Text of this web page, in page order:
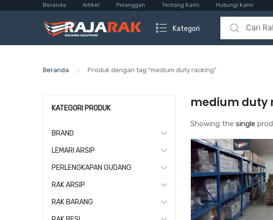
Beranda Artikel Pelanggan Tentang Kami Hubungi Kami
Kategori
Search for:
Beranda Produk dengan tag “medium duty racking”
medium duty
Showing the single
KATEGORI PRODUK
BRAND
LEMARI ARSIP
PERLENGKAPAN GUDANG
RAK ARSIP
RAK BARANG